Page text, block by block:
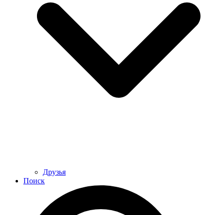
Друзья
Поиск